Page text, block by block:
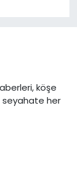
köşe
seyahate her